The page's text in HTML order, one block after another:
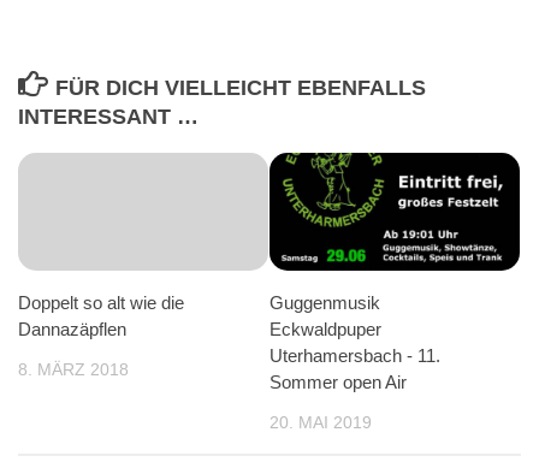
FÜR DICH VIELLEICHT EBENFALLS
INTERESSANT …
Doppelt so alt wie die
Dannazäpflen
8. MÄRZ 2018
Guggenmusik
Eckwaldpuper
Uterhamersbach -‎ 11.
Sommer open Air
20. MAI 2019